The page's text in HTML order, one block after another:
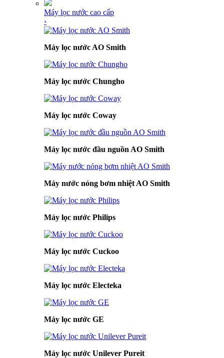
Máy lọc nước cao cấp
›
Máy lọc nước AO Smith
Máy lọc nước Chungho
Máy lọc nước Coway
Máy lọc nước đầu nguồn AO Smith
Máy nước nóng bơm nhiệt AO Smith
Máy lọc nước Philips
Máy lọc nước Cuckoo
Máy lọc nước Electeka
Máy lọc nước GE
Máy lọc nước Unilever Pureit